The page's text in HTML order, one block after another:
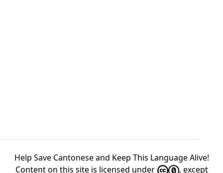
Help Save Cantonese and Keep This Language Alive!
Content on this site is licensed under
, except